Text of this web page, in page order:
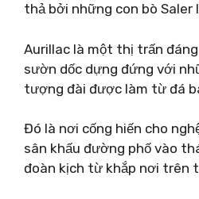
thả bởi những con bò Saler
Aurillac là một thị trấn
sườn dốc dựng đứng với
tượng đài được làm từ đá
Đó là nơi cống hiến cho
sân khấu đường phố vào
đoàn kịch từ khắp nơi trên